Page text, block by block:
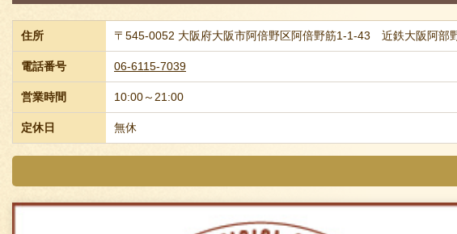
住所 〒545-0052 大阪府大阪市阿倍野区阿倍野筋1-1-43 近鉄大阪阿
電話番号 06-6115-7039
営業時間 10:00～21:00
定休日 無休